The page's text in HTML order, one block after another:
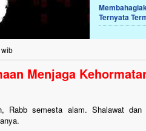
Ternyata
Menjaga
Rabb semesta alam. Shalawat
Lima
Nasib masjid
mengenaskan.
berlumut, dan